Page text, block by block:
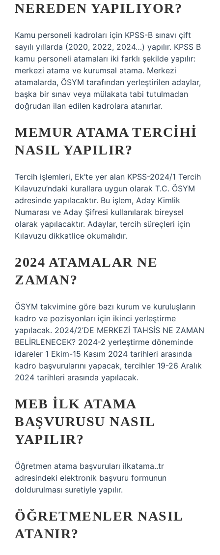
NEREDEN YAPILIYOR?
Kamu personeli kadroları için KPSS-B sınavı çift
sayılı yıllarda (2020, 2022, 2024…) yapılır. KPSS B
kamu personeli atamaları iki farklı şekilde yapılır:
merkezi atama ve kurumsal atama. Merkezi
atamalarda, ÖSYM tarafından yerleştirilen adaylar,
başka bir sınav veya mülakata tabi tutulmadan
doğrudan ilan edilen kadrolara atanırlar.
MEMUR ATAMA TERCIHI
NASIL YAPILIR?
Tercih işlemleri, Ek’te yer alan KPSS-2024/1 Tercih
Kılavuzu’ndaki kurallara uygun olarak T.C. ÖSYM
adresinde yapılacaktır. Bu işlem, Aday Kimlik
Numarası ve Aday Şifresi kullanılarak bireysel
olarak yapılacaktır. Adaylar, tercih süreçleri için
Kılavuzu dikkatlice okumalıdır.
2024 ATAMALAR NE
ZAMAN?
ÖSYM takvimine göre bazı kurum ve kuruluşların
kadro ve pozisyonları için ikinci yerleştirme
yapılacak. 2024/2’DE MERKEZİ TAHSİS NE ZAMAN
BELİRLENECEK? 2024-2 yerleştirme döneminde
idareler 1 Ekim-15 Kasım 2024 tarihleri ​​arasında
kadro başvurularını yapacak, tercihler 19-26 Aralık
2024 tarihleri ​​arasında yapılacak.
MEB ILK ATAMA
BAŞVURUSU NASIL
YAPILIR?
Öğretmen atama başvuruları ilkatama..tr
adresindeki elektronik başvuru formunun
doldurulması suretiyle yapılır.
ÖĞRETMENLER NASIL
ATANIR?